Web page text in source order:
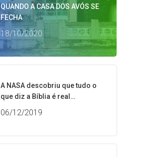
QUANDO A CASA DOS AVÓS SE
FECHA
18/10/2020
A NASA descobriu que tudo o
que diz a Bíblia é real…
06/12/2019